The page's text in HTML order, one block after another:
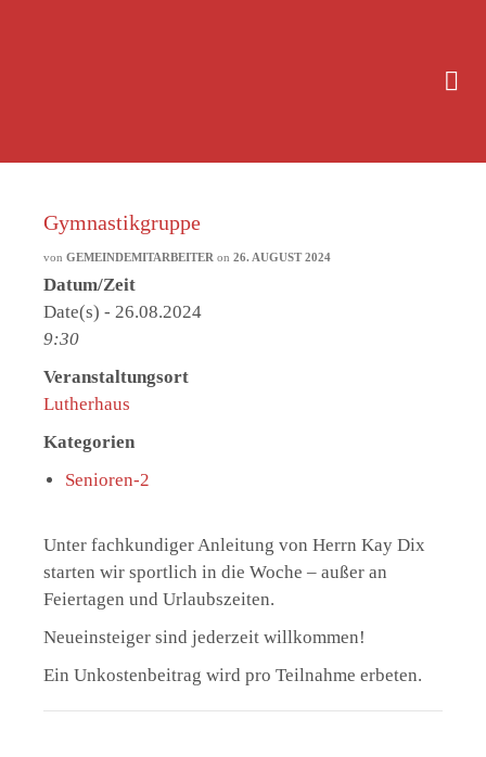
Gymnastikgruppe
von GEMEINDEMITARBEITER on 26. AUGUST 2024
Datum/Zeit
Date(s) - 26.08.2024
9:30
Veranstaltungsort
Lutherhaus
Kategorien
Senioren-2
Unter fachkundiger Anleitung von Herrn Kay Dix
starten wir sportlich in die Woche – außer an
Feiertagen und Urlaubszeiten.
Neueinsteiger sind jederzeit willkommen!
Ein Unkostenbeitrag wird pro Teilnahme erbeten.